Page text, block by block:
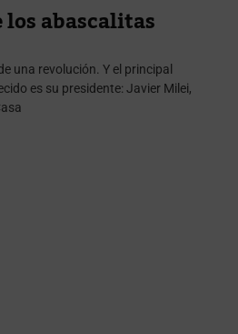
abascalitas
una revolución. Y el principal
es su presidente: Javier Milei,